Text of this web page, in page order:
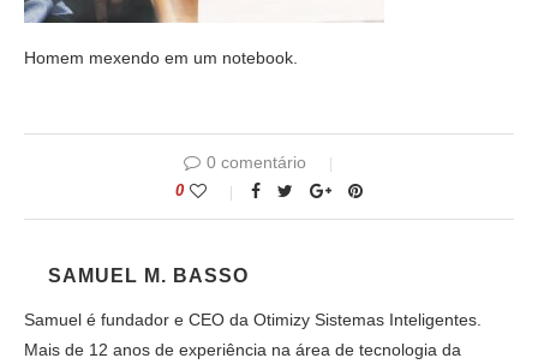
Homem mexendo em um notebook.
0 comentário
0
SAMUEL M. BASSO
Samuel é fundador e CEO da Otimizy Sistemas Inteligentes.
Mais de 12 anos de experiência na área de tecnologia da